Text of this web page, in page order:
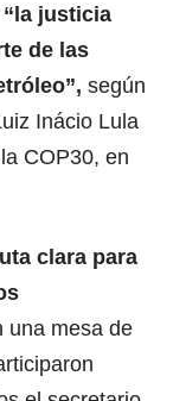
justicia
de las
según
Inácio Lula
COP30, en
clara para
una mesa de